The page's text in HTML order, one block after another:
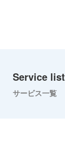
Service list
サービス一覧